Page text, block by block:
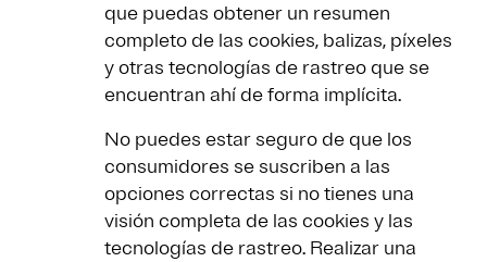
que puedas obtener un resumen
completo de las cookies, balizas, píxeles
y otras tecnologías de rastreo que se
encuentran ahí de forma implícita.
No puedes estar seguro de que los
consumidores se suscriben a las
opciones correctas si no tienes una
visión completa de las cookies y las
tecnologías de rastreo. Realizar una